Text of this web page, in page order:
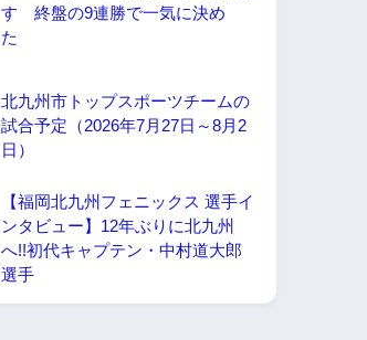
す 終盤の9連勝で一気に決め
た
北九州市トップスポーツチームの
試合予定（2026年7月27日～8月2
日）
【福岡北九州フェニックス 選手イ
ンタビュー】12年ぶりに北九州
へ!!初代キャプテン・中村道大郎
選手